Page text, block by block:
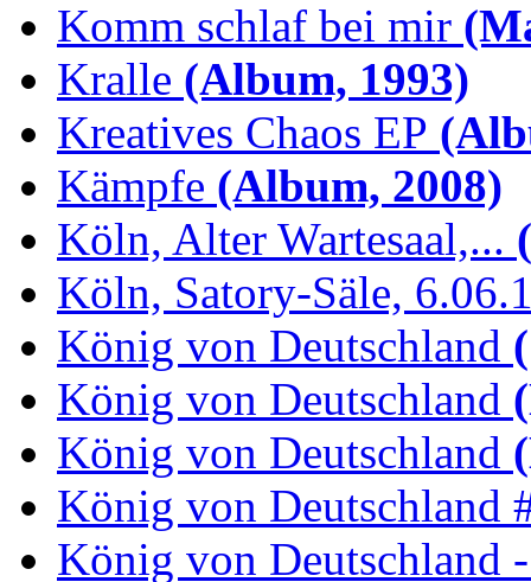
Komm schlaf bei mir
Kralle (Album, 1993)
Kreatives Chaos EP
Kämpfe (Album, 2008)
Köln, Alter Wartesaal,...
Köln, Satory-Säle,
König von Deutschland
König von Deutschland
König von Deutschland
König von Deutschland
König von Deutschland